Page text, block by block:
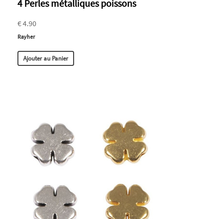
4 Perles métalliques poissons
€ 4.90
Rayher
Ajouter au Panier